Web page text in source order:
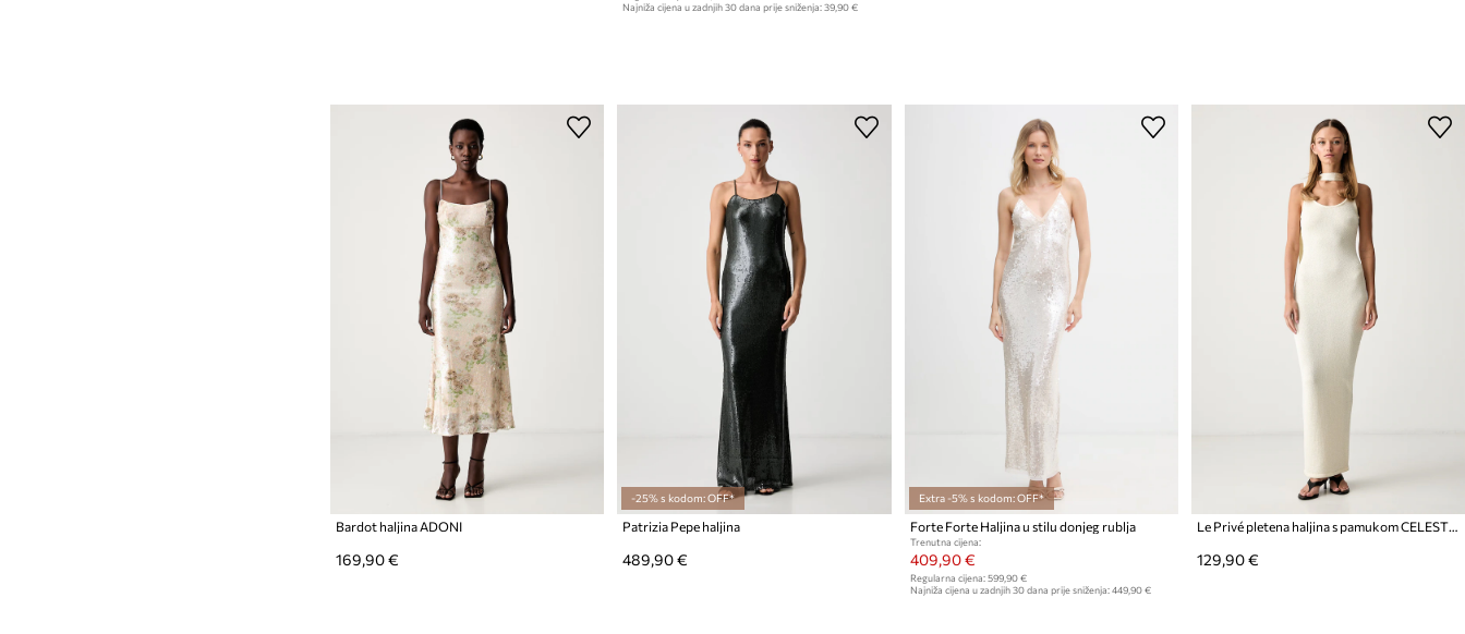
Najniža cijena u zadnjih 30 dana prije sniženja: 39,90 €
Bardot haljina ADONI
169,90 €
-25% s kodom: OFF*
Patrizia Pepe haljina
489,90 €
Extra -5% s kodom: OFF*
Forte Forte Haljina u stilu donjeg rublja
Trenutna cijena:
409,90 €
Regularna cijena: 599,90 €
Najniža cijena u zadnjih 30 dana prije sniženja: 449,90 €
Le Privé pletena haljina s pamukom CELESTINE CREAM
129,90 €